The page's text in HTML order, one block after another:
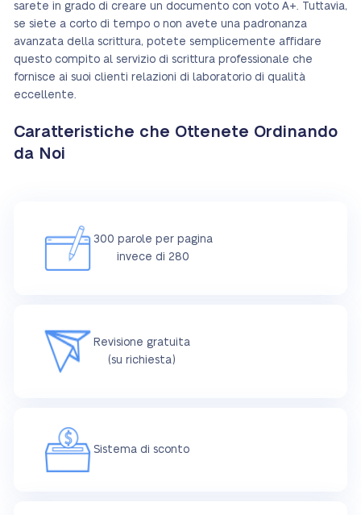
sarete in grado di creare un documento con voto A+. Tuttavia,
se siete a corto di tempo o non avete una padronanza
avanzata della scrittura, potete semplicemente affidare
questo compito al servizio di scrittura professionale che
fornisce ai suoi clienti relazioni di laboratorio di qualità
eccellente.
Caratteristiche che Ottenete Ordinando
da Noi
300 parole per pagina
invece di 280
Revisione gratuita
(su richiesta)
Sistema di sconto